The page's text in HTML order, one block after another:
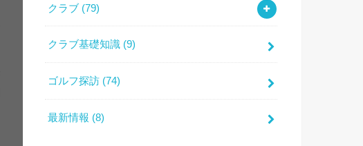
クラブ (79)
クラブ基礎知識 (9)
ゴルフ探訪 (74)
最新情報 (8)